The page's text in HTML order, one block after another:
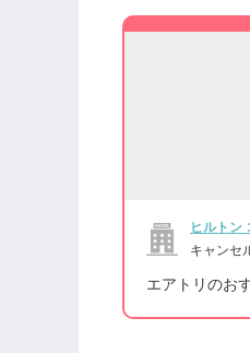
ヒルトン
キャンセ
エアトリのお